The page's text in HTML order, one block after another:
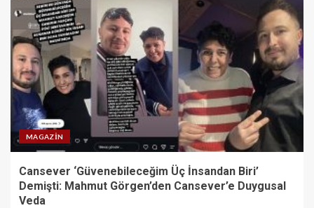
MAGAZIN
Cansever ‘Güvenebileceğim Üç İnsandan Biri’
Demişti: Mahmut Görgen’den Cansever’e Duygusal
Veda